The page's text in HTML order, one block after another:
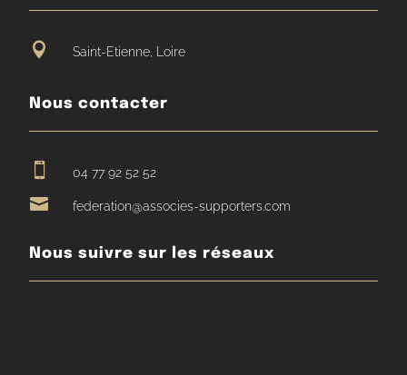
 Saint-Etienne, Loire
Nous contacter
 04 77 92 52 52
 federation@associes-supporters.com
Nous suivre sur les réseaux